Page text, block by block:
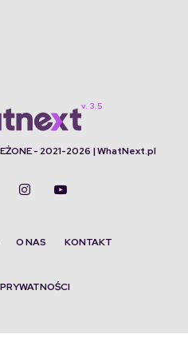
- 2021-2026 | WhatNext.pl
O NAS KONTAKT